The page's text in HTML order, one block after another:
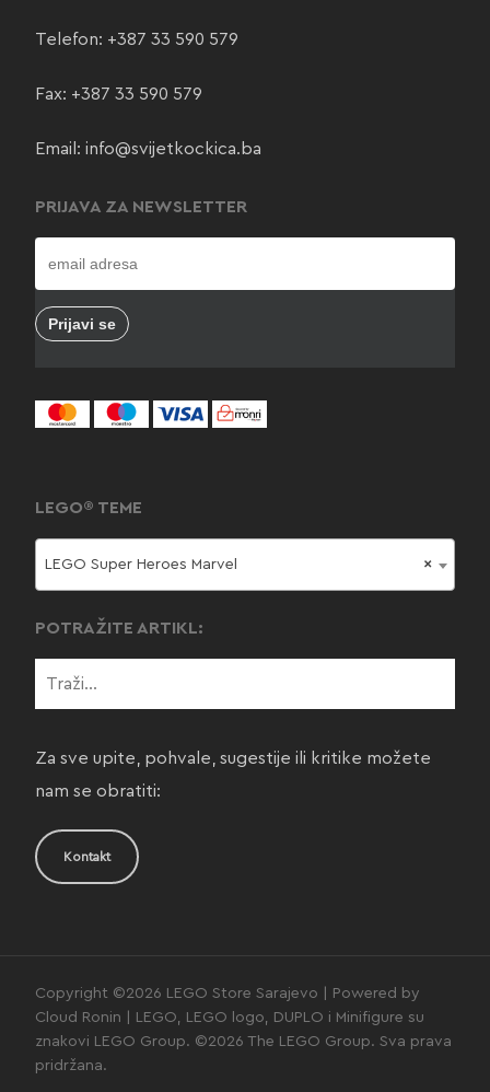
Telefon: +387 33 590 579
Fax: +387 33 590 579
Email: info@svijetkockica.ba
PRIJAVA ZA NEWSLETTER
LEGO® TEME
×
LEGO Super Heroes Marvel
POTRAŽITE ARTIKL:
Za sve upite, pohvale, sugestije ili kritike možete
nam se obratiti:
Kontakt
Copyright ©2026 LEGO Store Sarajevo | Powered by
Cloud Ronin | LEGO, LEGO logo, DUPLO i Minifigure su
znakovi LEGO Group. ©2026 The LEGO Group. Sva prava
pridržana.